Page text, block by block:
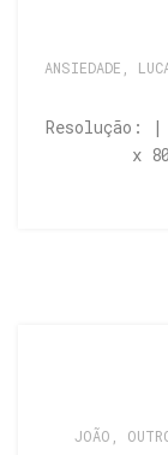
ANSIEDADE
Resolução: |
x
JOÃO